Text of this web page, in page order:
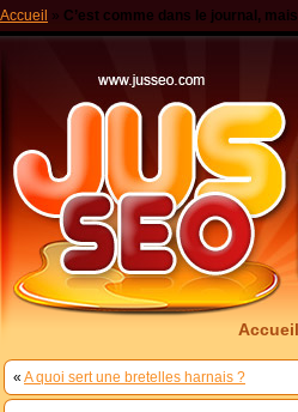
Accueil » C’est comme dans le journal,
Accueil
« A quoi sert une bretelles harnais ?